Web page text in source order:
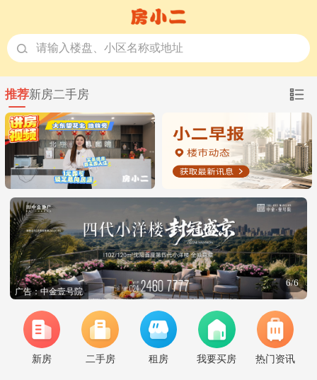
请输入楼盘、小区名称或地址
推荐新房二手房
活动：小二好房·2026年金房奖盛典
1/6
新房 二手房 租房 我要买房 热门资讯